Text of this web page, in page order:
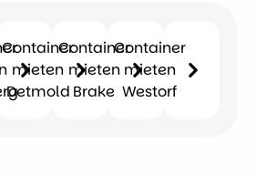
Container
mieten
Detmold
Container
mieten
Brake
Container
mieten
Westorf